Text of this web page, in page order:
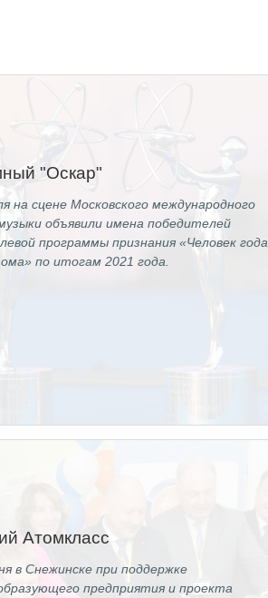
"Оскар"
на сцене Московского международного
объявили имена победителей
программы признания «Человек года
по итогам 2021 года.
Атомкласс
в Снежинске при поддержке
предприятия и проекта